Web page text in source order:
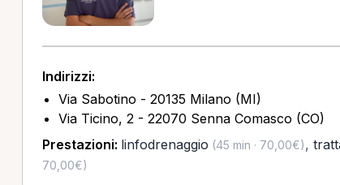
Indirizzi:
Via Sabotino - 20135 Milano (MI)
Via Ticino, 2 - 22070 Senna Comasco (CO)
Prestazioni: linfodrenaggio (45 min · 70,00€),
70,00€)